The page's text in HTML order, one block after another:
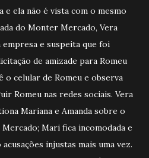
e ela não é vista com o mesmo
do Monter Mercado, Vera
e suspeita que foi
de amizade para Romeu
o celular de Romeu e observa
Romeu nas redes sociais. Vera
Mariana e Amanda sobre o
Mari fica incomodada e
injustas mais uma vez.